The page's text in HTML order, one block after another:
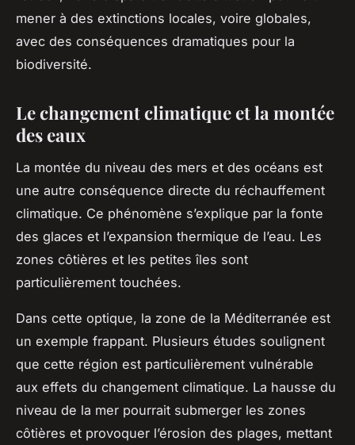
mener à des extinctions locales, voire globales,
avec des conséquences dramatiques pour la
biodiversité.
Le changement climatique et la montée
des eaux
La montée du niveau des mers et des océans est
une autre conséquence directe du réchauffement
climatique. Ce phénomène s’explique par la fonte
des glaces et l’expansion thermique de l’eau. Les
zones côtières et les petites îles sont
particulièrement touchées.
Dans cette optique, la zone de la Méditerranée est
un exemple frappant. Plusieurs études soulignent
que cette région est particulièrement vulnérable
aux effets du changement climatique. La hausse du
niveau de la mer pourrait submerger les zones
côtières et provoquer l’érosion des plages, mettant